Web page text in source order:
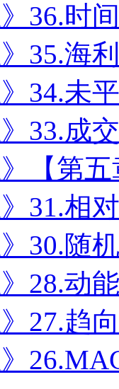
36.时间
》35.海
34.未
》33.成
》【第
31.相
30.随
》28.动
》27.趋
》